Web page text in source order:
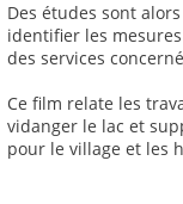
Des études sont
identifier les
des services
Ce film relate les
vidanger le lac et
pour le village et les